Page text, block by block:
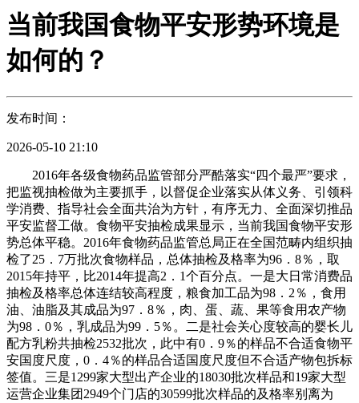
当前我国食物平安形势环境是
如何的？
发布时间：
2026-05-10 21:10
2016年各级食物药品监管部分严酷落实“四个最严”要求，
把监视抽检做为主要抓手，以督促企业落实从体义务、引领科
学消费、指导社会全面共治为方针，有序无力、全面深切推品
平安监督工做。食物平安抽检成果显示，当前我国食物平安形
势总体平稳。2016年食物药品监管总局正在全国范畴内组织抽
检了25．7万批次食物样品，总体抽检及格率为96．8％，取
2015年持平，比2014年提高2．1个百分点。一是大日常消费品
抽检及格率总体连结较高程度，粮食加工品为98．2％，食用
油、油脂及其成品为97．8％，肉、蛋、蔬、果等食用农产物
为98．0％，乳成品为99．5％。二是社会关心度较高的婴长儿
配方乳粉共抽检2532批次，此中有0．9％的样品不合适食物平
安国度尺度，0．4％的样品合适国度尺度但不合适产物包拆标
签值。三是1299家大型出产企业的18030批次样品和19家大型
运营企业集团2949个门店的30599批次样品的及格率别离为